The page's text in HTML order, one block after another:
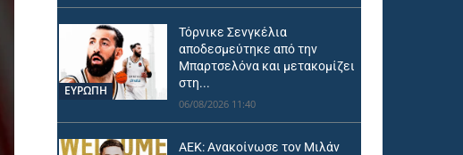
ΕΥΡΩΠΗ
Τόρνικε Σενγκέλια
αποδεσμεύτηκε από την
Μπαρτσελόνα και μετακομίζει
στη...
06/08/2026 11:40
ΑΕΚ: Ανακοίνωσε τον Μιλάν